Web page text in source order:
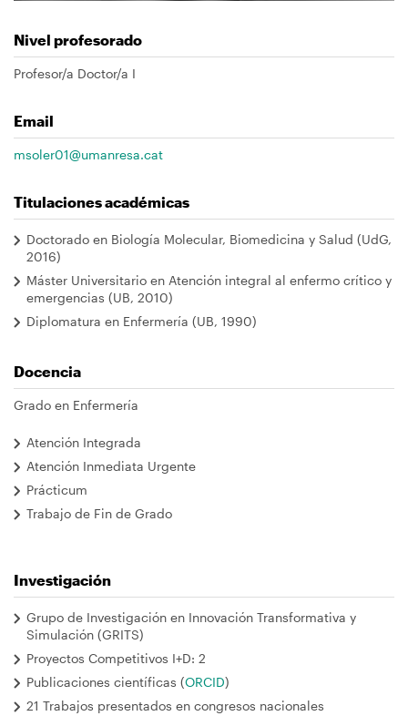
Nivel profesorado
Profesor/a Doctor/a I
Email
msoler01@umanresa.cat
Titulaciones académicas
Doctorado en Biología Molecular, Biomedicina y Salud (UdG,
2016)
Máster Universitario en Atención integral al enfermo crítico y
emergencias (UB, 2010)
Diplomatura en Enfermería (UB, 1990)
Docencia
Grado en Enfermería
Atención Integrada
Atención Inmediata Urgente
Prácticum
Trabajo de Fin de Grado
Investigación
Grupo de Investigación en Innovación Transformativa y
Simulación (GRITS)
Proyectos Competitivos I+D: 2
Publicaciones científicas (ORCID)
21 Trabajos presentados en congresos nacionales